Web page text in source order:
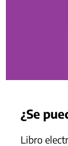
¿Se
Libro